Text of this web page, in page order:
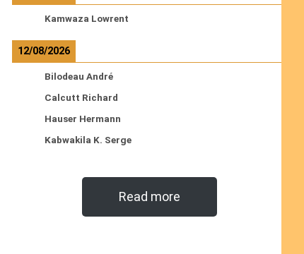
Kamwaza Lowrent
12/08/2026
Bilodeau André
Calcutt Richard
Hauser Hermann
Kabwakila K. Serge
Read more